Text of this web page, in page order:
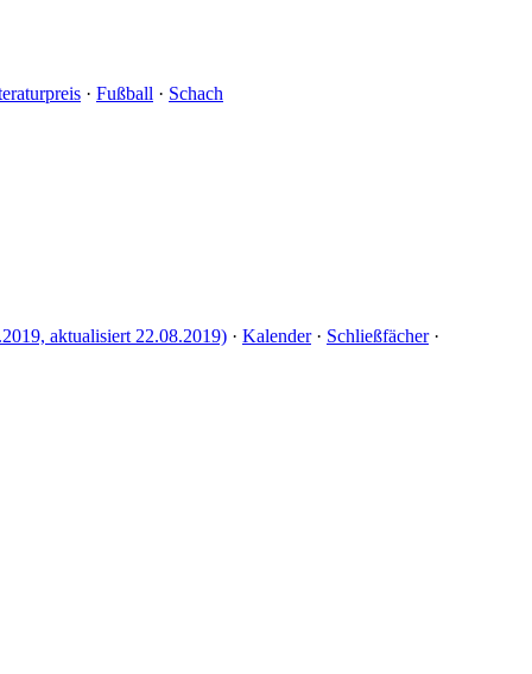
· Fußball · Schach
aktualisiert 22.08.2019) · Kalender· Schließfächer·